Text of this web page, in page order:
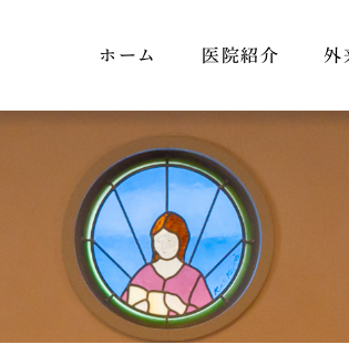
ホーム 医院紹介 外
お知らせ